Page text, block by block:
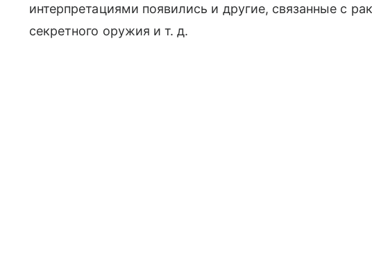
интерпретациями появились и другие, связанные с
секретного оружия и т. д.